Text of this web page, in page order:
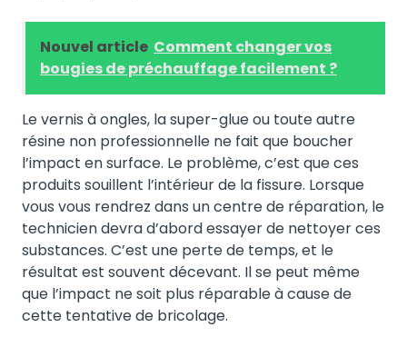
Nouvel article Comment changer vos
bougies de préchauffage facilement ?
Le vernis à ongles, la super-glue ou toute autre
résine non professionnelle ne fait que boucher
l’impact en surface. Le problème, c’est que ces
produits souillent l’intérieur de la fissure. Lorsque
vous vous rendrez dans un centre de réparation, le
technicien devra d’abord essayer de nettoyer ces
substances. C’est une perte de temps, et le
résultat est souvent décevant. Il se peut même
que l’impact ne soit plus réparable à cause de
cette tentative de bricolage.